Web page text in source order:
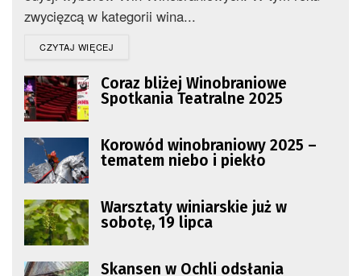
zwycięzcą w kategorii wina...
CZYTAJ WIĘCEJ
Coraz bliżej Winobraniowe
Spotkania Teatralne 2025
Korowód winobraniowy 2025 –
tematem niebo i piekło
Warsztaty winiarskie już w
sobotę, 19 lipca
Skansen w Ochli odsłania